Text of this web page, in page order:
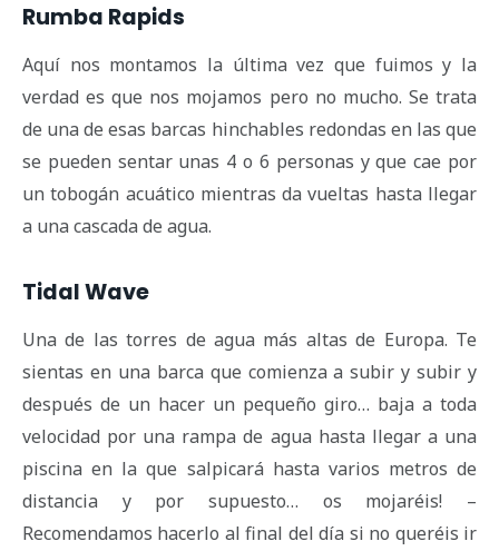
Rumba Rapids
Aquí nos montamos la última vez que fuimos y la
verdad es que nos mojamos pero no mucho. Se trata
de una de esas barcas hinchables redondas en las que
se pueden sentar unas 4 o 6 personas y que cae por
un tobogán acuático mientras da vueltas hasta llegar
a una cascada de agua.
Tidal Wave
Una de las torres de agua más altas de Europa. Te
sientas en una barca que comienza a subir y subir y
después de un hacer un pequeño giro… baja a toda
velocidad por una rampa de agua hasta llegar a una
piscina en la que salpicará hasta varios metros de
distancia y por supuesto… os mojaréis! –
Recomendamos hacerlo al final del día si no queréis ir